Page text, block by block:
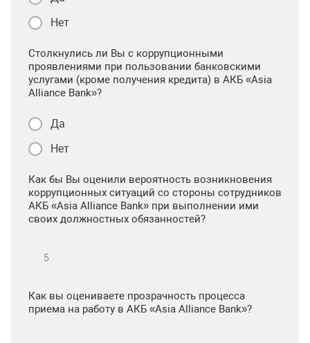
Нет
Столкнулись ли Вы с коррупционными
проявлениями при пользовании банковскими
услугами (кроме получения кредита) в АКБ «Asia
Alliance Bank»?
Да
Нет
Как бы Вы оценили вероятность возникновения
коррупционных ситуаций со стороны сотрудников
АКБ «Asia Alliance Bank» при выполнении ими
своих должностных обязанностей?
Как вы оцениваете прозрачность процесса
приема на работу в АКБ «Asia Alliance Bank»?